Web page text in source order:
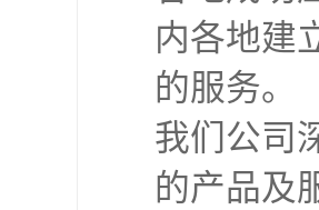
内各地建
的服务。
我们公司
的产品及